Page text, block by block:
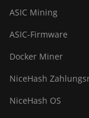
ASIC Mining
ASIC-Firmware
Docker Miner
NiceHash
NiceHash OS